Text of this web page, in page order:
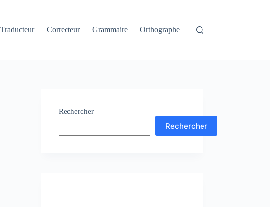
Traducteur Correcteur Grammaire Orthographe
Rechercher
Rechercher